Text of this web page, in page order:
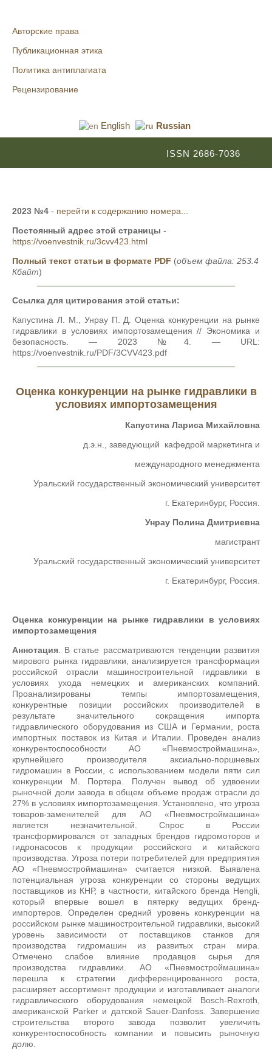
Авторские права
Публикационная этика
Политика антиплагиата
Рецензирование
English Russian
ISSN 2686-7036
2023 №4 - перейти к содержанию номера...
Постоянный адрес этой страницы -
https://voenvestnik.ru/3cvv423.html
Полный текст статьи в формате PDF (объем файла: 253.4
Кбайт)
Ссылка для цитирования этой статьи:
Капустина Л. М., Унрау П. Д. Оценка конкуренции на рынке
гидравлики в условиях импортозамещения // Экономика и
безопасность. — 2023 №4. — URL:
https://voenvestnik.ru/PDF/3CVV423.pdf
Оценка конкуренции на рынке гидравлики в
условиях импортозамещения
Капустина Лариса Михайловна
д.э.н., заведующий кафедрой маркетинга и
международного менеджмента
Уральский государственный экономический университет
г. Екатеринбург, Россия.
Унрау Полина Дмитриевна
магистрант
Уральский государственный экономический университет
г. Екатеринбург, Россия.
Оценка конкуренции на рынке гидравлики в условиях
импортозамещения
Аннотация. В статье рассматриваются тенденции развития
мирового рынка гидравлики, анализируется трансформация
российской отрасли машиностроительной гидравлики в
условиях ухода немецких и американских компаний.
Проанализированы темпы импортозамещения,
конкурентные позиции российских производителей в
результате значительного сокращения импорта
гидравлического оборудования из США и Германии, роста
импортных поставок из Китая и Италии. Проведен анализ
конкурентоспособности АО «Пневмостроймашина»,
крупнейшего производителя аксиально-поршневых
гидромашин в России, с использованием модели пяти сил
конкуренции М. Портера. Получен вывод об удвоении
рыночной доли завода в общем объеме продаж отрасли до
27% в условиях импортозамещения. Установлено, что угроза
товаров-заменителей для АО «Пневмостроймашина»
является незначительной. Спрос в России
трансформировался от западных брендов гидромоторов и
гидронасосов к продукции российского и китайского
производства. Угроза потери потребителей для предприятия
АО «Пневмостроймашина» считается низкой. Выявлена
потенциальная угроза конкуренции со стороны ведущих
поставщиков из КНР, в частности, китайского бренда Hengli,
который впервые вошел в пятерку ведущих бренд-
импортеров. Определен средний уровень конкуренции на
российском рынке машиностроительной гидравлики, высокий
уровень зависимости от поставщиков станков для
производства гидромашин из развитых стран мира.
Отмечено слабое влияние продавцов сырья для
производства гидравлики. АО «Пневмостроймашина»
перешла к стратегии дифференцированного роста,
расширяет ассортимент продукции и изготавливает аналоги
гидравлического оборудования немецкой Bosch-Rexroth,
американской Parker и датской Sauer-Danfoss. Завершение
строительства второго завода позволит увеличить
конкурентоспособность компании и повысить рыночную
долю.